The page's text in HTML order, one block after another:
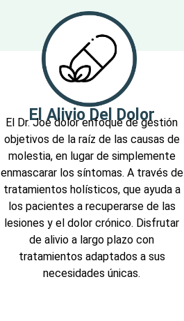
El Alivio Del Dolor
El Dr. Joe dolor enfoque de gestión
objetivos de la raíz de las causas de
molestia, en lugar de simplemente
enmascarar los síntomas. A través de
tratamientos holísticos, que ayuda a
los pacientes a recuperarse de las
lesiones y el dolor crónico. Disfrutar
de alivio a largo plazo con
tratamientos adaptados a sus
necesidades únicas.